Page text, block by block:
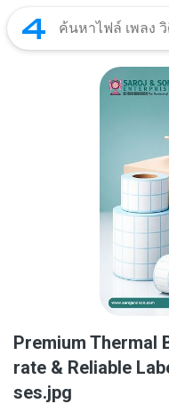
Premium Thermal
rate & Reliable
ses.jpg